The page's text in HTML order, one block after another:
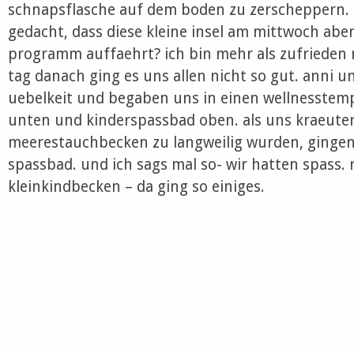
schnapsflasche auf dem boden zu
gedacht, dass diese kleine insel am mittwoch
programm auffaehrt? ich bin mehr als zufrieden
tag danach ging es uns allen nicht so gut. anni
uebelkeit und begaben uns in einen
unten und kinderspassbad oben. als uns
meerestauchbecken zu langweilig wurden,
spassbad. und ich sags mal so- wir hatten
kleinkindbecken – da ging so einiges.